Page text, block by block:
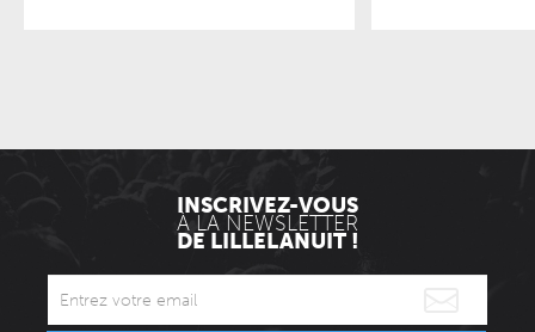
INSCRIVEZ-VOUS
À LA NEWSLETTER
DE LILLELANUIT !